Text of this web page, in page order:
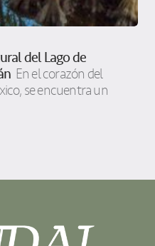
del Lago de
En el corazón del
se encuentra un